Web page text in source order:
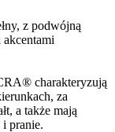
z podwójną
charakteryzują
za
a także mają
pranie.